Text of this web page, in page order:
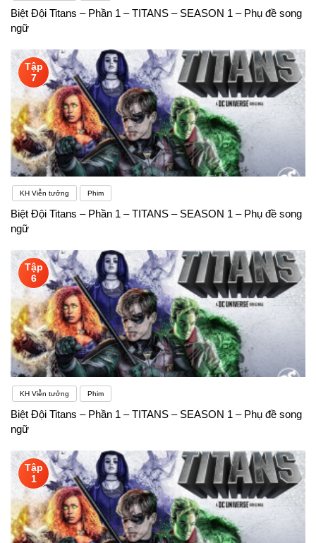
Biệt Đội Titans – Phần 1 – TITANS – SEASON 1 – Phụ đề song
ngữ
Tập
7
KH Viễn tưởng Phim
Biệt Đội Titans – Phần 1 – TITANS – SEASON 1 – Phụ đề song
ngữ
Tập
6
KH Viễn tưởng Phim
Biệt Đội Titans – Phần 1 – TITANS – SEASON 1 – Phụ đề song
ngữ
Tập
1